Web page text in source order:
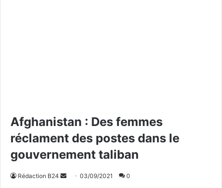
Afghanistan : Des femmes
réclament des postes dans le
gouvernement taliban
Rédaction B24 03/09/2021 0